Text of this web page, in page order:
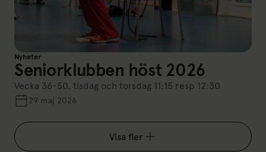
Nyheter
Seniorklubben höst 2026
Vecka 36-50, tisdag och torsdag 11:15 resp 12:30
29 maj 2026
Visa fler